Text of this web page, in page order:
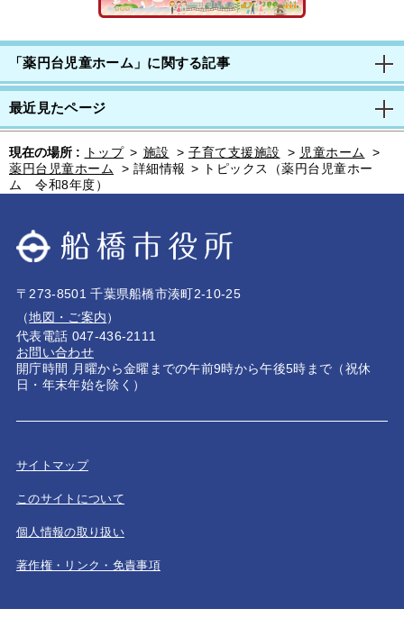
「薬円台児童ホーム」に関する記事
最近見たページ
現在の場所 : トップ > 施設 > 子育て支援施設 > 児童ホーム
>
薬円台児童ホーム
> 詳細情報 >
トピックス（薬円台児童ホー
ム 令和8年度）
〒273-8501 千葉県船橋市湊町2-10-25
（地図・ご案内）
代表電話 047-436-2111
お問い合わせ
開庁時間 月曜から金曜までの午前9時から午後5時まで（祝休
日・年末年始を除く）
サイトマップ
このサイトについて
個人情報の取り扱い
著作権・リンク・免責事項